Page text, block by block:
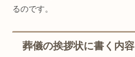
るのです。
葬儀の挨拶状に書く内容